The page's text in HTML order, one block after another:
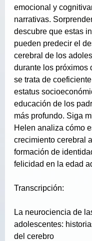
emocional y
narrativas.
descubre que estas
pueden predecir el
cerebral de los
durante los próximos
se trata de
estatus
educación de los
más profundo. Siga
Helen analiza cómo
crecimiento cerebral
formación de
felicidad en la edad
Transcripción:
La neurociencia de
adolescentes:
del cerebro